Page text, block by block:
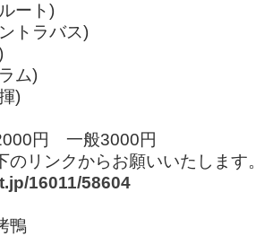
ート)
トラバス)
ム)
)
円 一般3000円
のリンクからお願いいたします。
16011/58604
鴨